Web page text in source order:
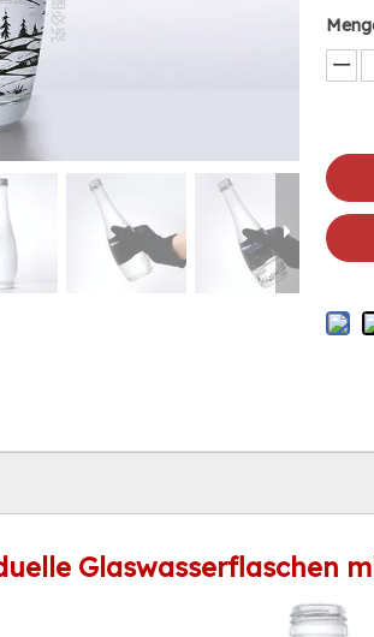
Glaswasserflaschen